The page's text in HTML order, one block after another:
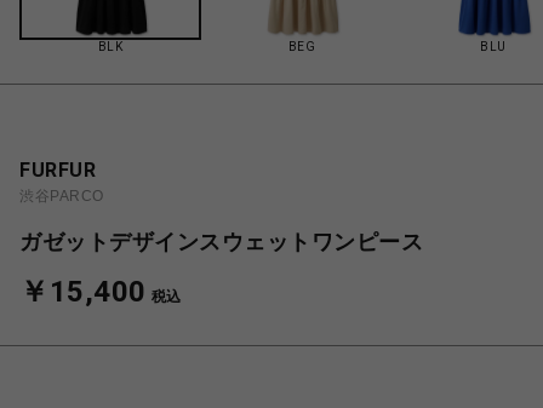
BLK BEG BLU
FURFUR
渋谷PARCO
ガゼットデザインスウェットワンピース
￥15,400 税込